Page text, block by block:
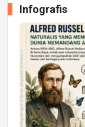
Infografis